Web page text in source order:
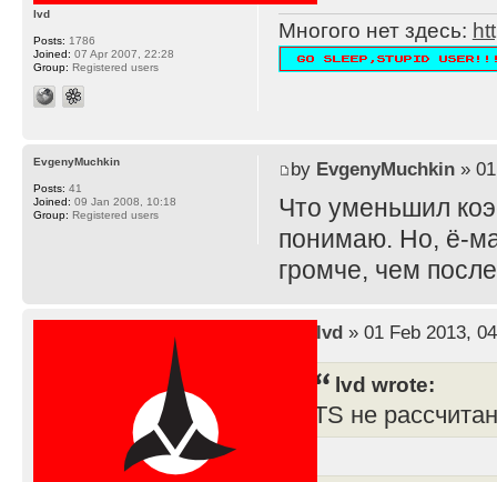
Многого нет здесь:
lvd
Posts: 1786
Joined: 07 Apr 2007, 22:28
Group: Registered users
by EvgenyMuchkin» 01
Что уменьшил
понимаю. Но, ё-
громче, чем
EvgenyMuchkin
Posts: 41
Joined: 09 Jan 2008, 10:18
Group: Registered users
lvd» 01 Feb 2013,
lvd wrote:
TS не